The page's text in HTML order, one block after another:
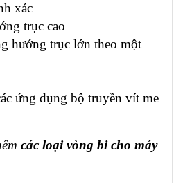
xác
trục cao
hướng trục lớn theo một
ứng dụng bộ truyền vít me
các loại vòng bi cho máy